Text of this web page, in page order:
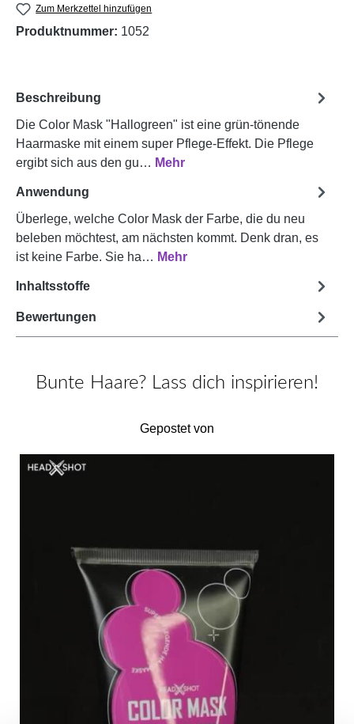
Zum Merkzettel hinzufügen
Produktnummer: 1052
Beschreibung
Die Color Mask "Hallogreen" ist eine grün-tönende
Haarmaske mit einem super Pflege-Effekt. Die Pflege
ergibt sich aus den gu… Mehr
Anwendung
Überlege, welche Color Mask der Farbe, die du neu
beleben möchtest, am nächsten kommt. Denk dran, es
ist keine Farbe. Sie ha… Mehr
Inhaltsstoffe
Bewertungen
Bunte Haare? Lass dich inspirieren!
Gepostet von